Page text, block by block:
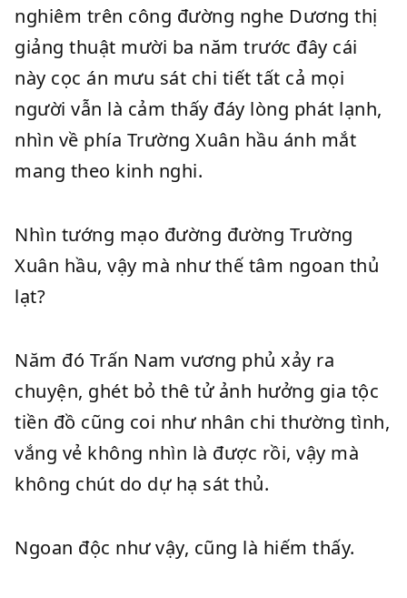
nghiêm trên công đường nghe Dương thị
giảng thuật mười ba năm trước đây cái
này cọc án mưu sát chi tiết tất cả mọi
người vẫn là cảm thấy đáy lòng phát lạnh,
nhìn về phía Trường Xuân hầu ánh mắt
mang theo kinh nghi.
Nhìn tướng mạo đường đường Trường
Xuân hầu, vậy mà như thế tâm ngoan thủ
lạt?
Năm đó Trấn Nam vương phủ xảy ra
chuyện, ghét bỏ thê tử ảnh hưởng gia tộc
tiền đồ cũng coi như nhân chi thường tình,
vắng vẻ không nhìn là được rồi, vậy mà
không chút do dự hạ sát thủ.
Ngoan độc như vậy, cũng là hiếm thấy.